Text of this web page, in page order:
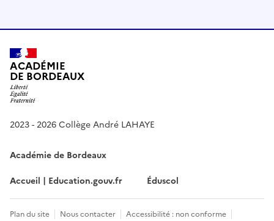
ACADÉMIE
DE BORDEAUX
2023 - 2026 Collège André LAHAYE
Académie de Bordeaux
Accueil | Education.gouv.fr
Éduscol
Plan du site Nous contacter
Accessibilité : non conforme